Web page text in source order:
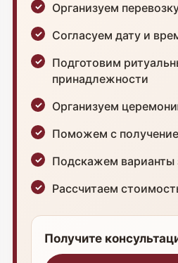
Организуем
Согласуем дату и
Подготовим
принадлежности
Организуем
Поможем с
Подскажем варианты
Рассчитаем
Получите